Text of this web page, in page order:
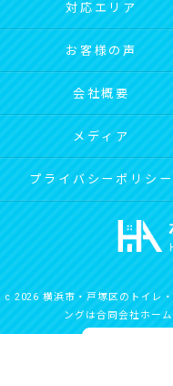
対応エリア
お客様の声
会社概要
メディア
プライバシーポリシー
c 2026 横浜市・戸塚区のトイレ
ングは合同会社ホー